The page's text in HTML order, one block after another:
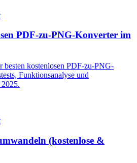
PDF-zu-PNG-Konverter im
besten kostenlosen PDF-zu-PNG-
Funktionsanalyse und
(kostenlose &